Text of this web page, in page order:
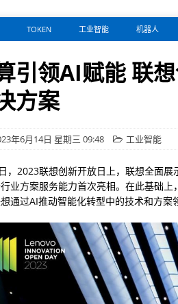
TOKEN 工业智能 机器人
引领AI赋能 联
方案
年6月14日 星期三 09:48 工业智能
，2023联想创新开放日上，联想全面
业方案服务能力首次亮相。在此基础上
通过AI推动智能化转型中的技术和方案